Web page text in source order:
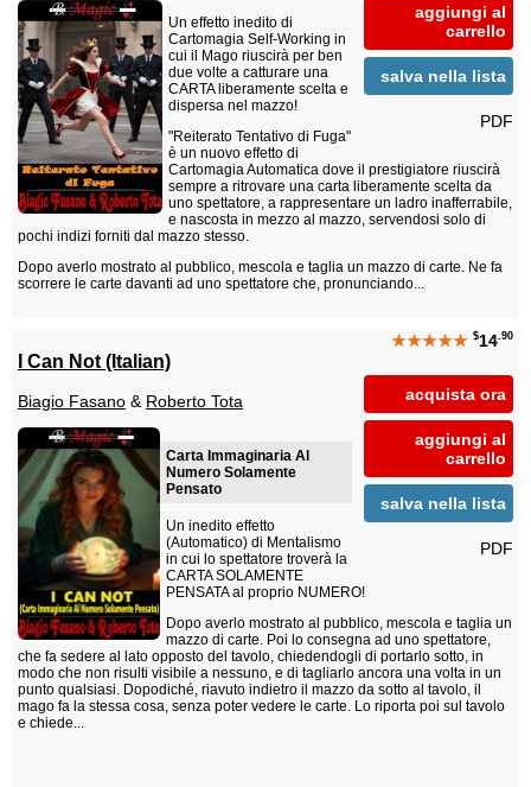
aggiungi al
carrello
salva nella lista
PDF
Un effetto inedito di
Cartomagia Self-Working in
cui il Mago riuscirà per ben
due volte a catturare una
CARTA liberamente scelta e
dispersa nel mazzo!
"Reiterato Tentativo di Fuga"
è un nuovo effetto di
Cartomagia Automatica dove il prestigiatore riuscirà
sempre a ritrovare una carta liberamente scelta da
uno spettatore, a rappresentare un ladro inafferrabile,
e nascosta in mezzo al mazzo, servendosi solo di
pochi indizi forniti dal mazzo stesso.
Dopo averlo mostrato al pubblico, mescola e taglia un mazzo di carte. Ne fa
scorrere le carte davanti ad uno spettatore che, pronunciando...
★★★★★ $14.90
acquista ora
aggiungi al
carrello
salva nella lista
PDF
I Can Not (Italian)
Biagio Fasano & Roberto Tota
Carta Immaginaria Al
Numero Solamente
Pensato
Un inedito effetto
(Automatico) di Mentalismo
in cui lo spettatore troverà la
CARTA SOLAMENTE
PENSATA al proprio NUMERO!
Dopo averlo mostrato al pubblico, mescola e taglia un
mazzo di carte. Poi lo consegna ad uno spettatore,
che fa sedere al lato opposto del tavolo, chiedendogli di portarlo sotto, in
modo che non risulti visibile a nessuno, e di tagliarlo ancora una volta in un
punto qualsiasi. Dopodiché, riavuto indietro il mazzo da sotto al tavolo, il
mago fa la stessa cosa, senza poter vedere le carte. Lo riporta poi sul tavolo
e chiede...